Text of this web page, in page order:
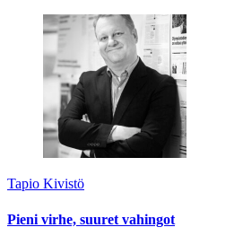
Tapio Kivistö
Pieni virhe, suuret vahingot